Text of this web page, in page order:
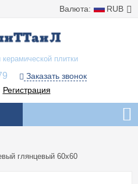
Валюта: RUB
керамической плитки
Заказать звонок
Регистрация
глянцевый 60x60